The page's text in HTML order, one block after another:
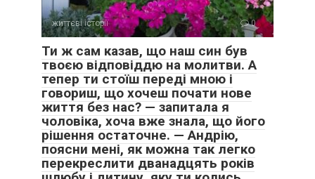
життєві історії 0
Ти ж сам казав, що наш син був
твоєю відповіддю на молитви. А
тепер ти стоїш переді мною і
говориш, що хочеш почати нове
життя без нас? — запитала я
чоловіка, хоча вже знала, що його
рішення остаточне. — Андрію,
поясни мені, як можна так легко
перекреслити дванадцять років